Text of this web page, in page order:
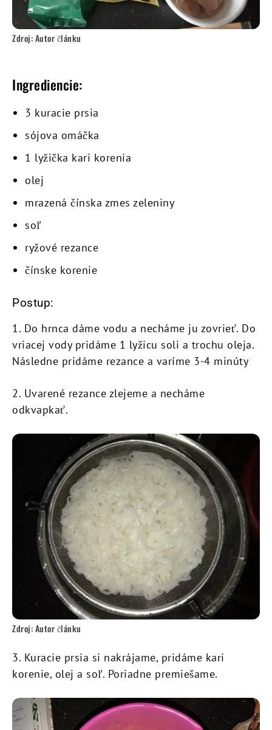
Zdroj: Autor článku
Ingrediencie:
3 kuracie prsia
sójova omáčka
1 lyžička kari korenia
olej
mrazená čínska zmes zeleniny
soľ
ryžové rezance
čínske korenie
Postup:
1. Do hrnca dáme vodu a necháme ju zovrieť. Do
vriacej vody pridáme 1 lyžicu soli a trochu oleja.
Následne pridáme rezance a varíme 3-4 minúty
2. Uvarené rezance zlejeme a necháme
odkvapkať.
Zdroj: Autor článku
3. Kuracie prsia si nakrájame, pridáme kari
korenie, olej a soľ. Poriadne premiešame.